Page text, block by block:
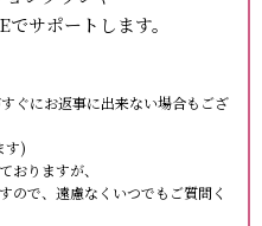
サポートします。
ぐにお返事に出来ない場合もござ
す)
おりますが、
ので、遠慮なくいつでもご質問く